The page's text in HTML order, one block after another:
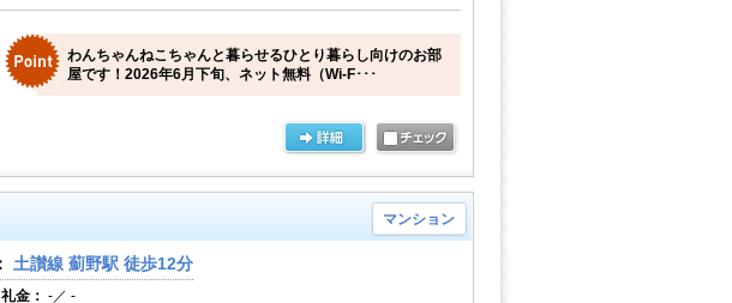
わんちゃんねこちゃんと暮らせるひとり暮らし向けのお部
屋です！2026年6月下旬、ネット無料（Wi-F･･･
マンション
土讃線 薊野駅 徒歩12分
金： -／ -